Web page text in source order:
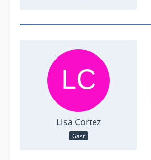
Lisa Cortez
Gast